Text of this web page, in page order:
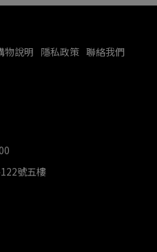
物說明 隱私政策 聯絡我們
號五樓